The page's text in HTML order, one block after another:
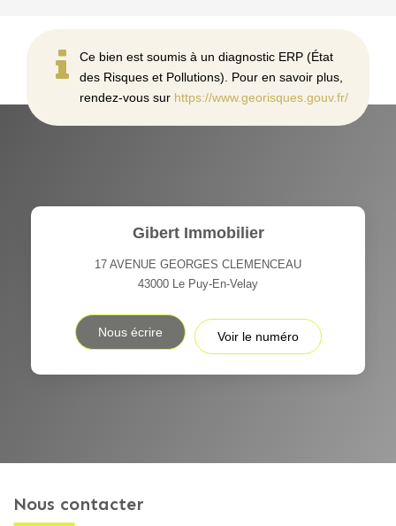
Ce bien est soumis à un diagnostic ERP (État
des Risques et Pollutions). Pour en savoir plus,
rendez-vous sur https://www.georisques.gouv.fr/
Gibert Immobilier
17 AVENUE GEORGES CLEMENCEAU
43000 Le Puy-En-Velay
Nous écrire Voir le numéro
Nous contacter